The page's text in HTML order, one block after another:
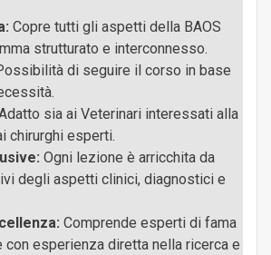
e tomografica delle cavità
essenziale alla rinoscopia
31min, 3sec
laser: indicazioni, tecnica chirurgica
56min, 49sec
e pazienti atipici: chihuahua,
40min, 25sec
Copre tutti gli aspetti della BAOS
strutturato e interconnesso.
di seguire il corso in base
sia ai Veterinari interessati alla
chirurghi esperti.
Ogni lezione è arricchita da
degli aspetti clinici, diagnostici e
Comprende esperti di fama
con esperienza diretta nella ricerca e